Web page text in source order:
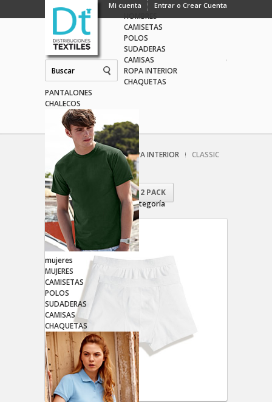
Mi cuenta Entrar o Crear Cuenta
hombres
HOMBRES
CAMISETAS
POLOS
SUDADERAS
CAMISAS
ROPA INTERIOR
CHAQUETAS
PANTALONES
CHALECOS
mujeres
MUJERES
CAMISETAS
POLOS
SUDADERAS
CAMISAS
CHAQUETAS
Inicio HOMBRES ROPA INTERIOR
CLASSIC
SHORTY PACK 2U.
«CLASSIC SPORT BRIEF 2 PACK
Último producto de esta categoría